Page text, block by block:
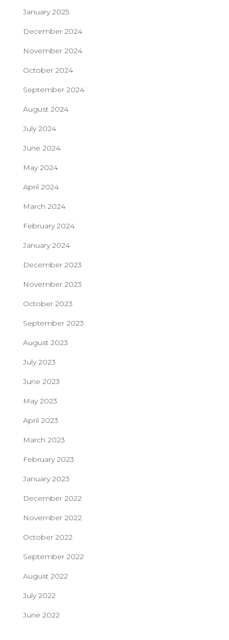
January 2025
December 2024
November 2024
October 2024
September 2024
August 2024
July 2024
June 2024
May 2024
April 2024
March 2024
February 2024
January 2024
December 2023
November 2023
October 2023
September 2023
August 2023
July 2023
June 2023
May 2023
April 2023
March 2023
February 2023
January 2023
December 2022
November 2022
October 2022
September 2022
August 2022
July 2022
June 2022